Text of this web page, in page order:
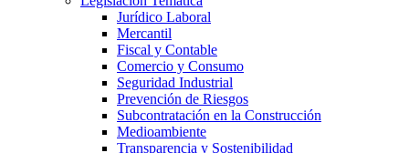
Jurídico Laboral
Mercantil
Fiscal y Contable
Comercio y Consumo
Seguridad Industrial
Prevención de Riesgos
Subcontratación en la Construcción
Medioambiente
Transparencia y Sostenibilidad